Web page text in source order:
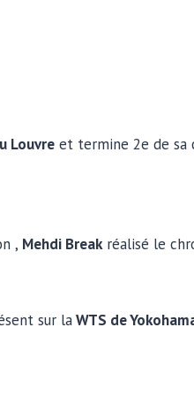
Louvre et termine 2e de sa
, Mehdi Breakréalisé le
sur laWTS de